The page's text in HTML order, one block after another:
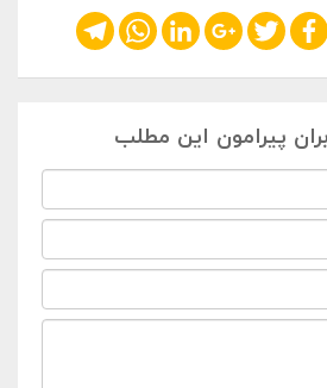
Facebook
Twitter
Google+
LinkedIn
WhatsApp
Telegram
پیرامون این مطلب